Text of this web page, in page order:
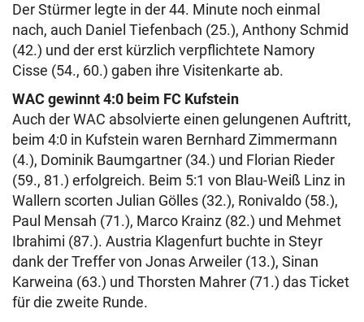
Der Stürmer legte in der 44. Minute noch einmal
nach, auch Daniel Tiefenbach (25.), Anthony Schmid
(42.) und der erst kürzlich verpflichtete Namory
Cisse (54., 60.) gaben ihre Visitenkarte ab.
WAC gewinnt 4:0 beim FC Kufstein
Auch der WAC absolvierte einen gelungenen Auftritt,
beim 4:0 in Kufstein waren Bernhard Zimmermann
(4.), Dominik Baumgartner (34.) und Florian Rieder
(59., 81.) erfolgreich. Beim 5:1 von Blau-Weiß Linz in
Wallern scorten Julian Gölles (32.), Ronivaldo (58.),
Paul Mensah (71.), Marco Krainz (82.) und Mehmet
Ibrahimi (87.). Austria Klagenfurt buchte in Steyr
dank der Treffer von Jonas Arweiler (13.), Sinan
Karweina (63.) und Thorsten Mahrer (71.) das Ticket
für die zweite Runde.